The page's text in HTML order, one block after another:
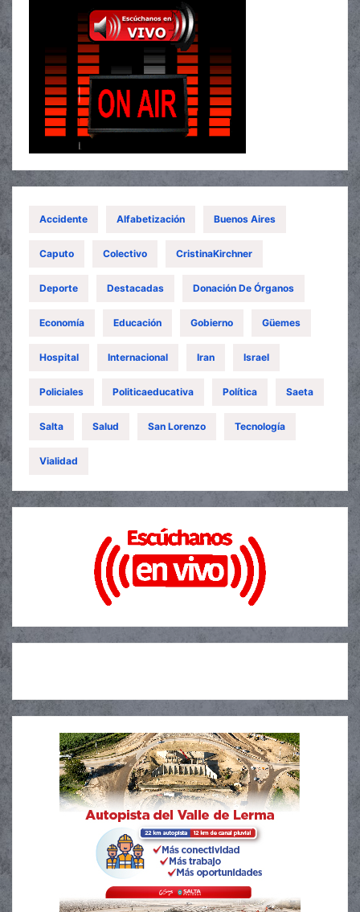
Accidente Alfabetización Buenos Aires
Caputo Colectivo CristinaKirchner
Deporte Destacadas Donación De Órganos
Economía Educación Gobierno Güemes
Hospital Internacional Iran Israel
Policiales Politicaeducativa Política Saeta
Salta Salud San Lorenzo Tecnología
Vialidad